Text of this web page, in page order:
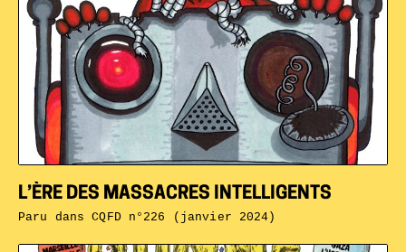
L’ÈRE DES MASSACRES INTELLIGENTS
Paru dansCQFD n°226 (janvier 2024)